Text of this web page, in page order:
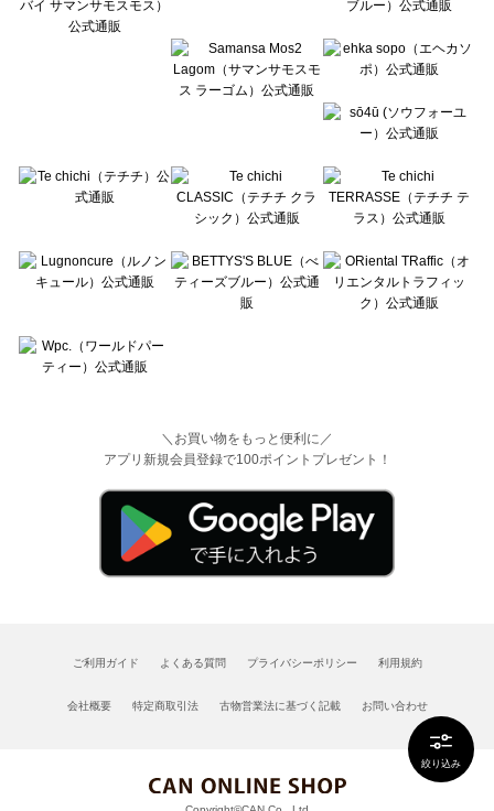
絞り込み
Wpc.（ワールドパーティー）のボトムス一覧
＼お買い物をもっと便利に／
アプリ新規会員登録で100ポイントプレゼント！
ご利用ガイド よくある質問 プライバシーポリシー 利用規約
会社概要 特定商取引法 古物営業法に基づく記載 お問い合わせ